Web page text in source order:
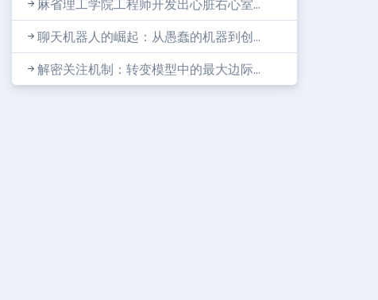
麻省理工学院工程师开发出心脏右心室...
聊天机器人的崛起：从愚蠢的机器到创...
解密关注机制：转变模型中的最大边际...